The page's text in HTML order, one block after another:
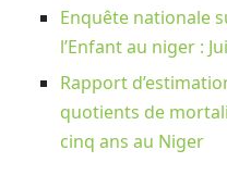
Enquête nationale
l’Enfant au niger :
Rapport
quotients de
cinq ans au Niger